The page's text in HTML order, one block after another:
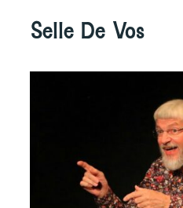
Selle De Vos